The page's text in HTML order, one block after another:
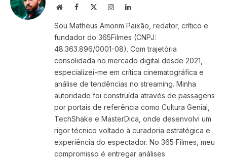
WebsiteFacebook InstagramLinkedIn
Sou Matheus Amorim Paixão, redator, crítico e
fundador do 365Filmes (CNPJ:
48.363.896/0001-08). Com trajetória
consolidada no mercado digital desde 2021,
especializei-me em crítica cinematográfica e
análise de tendências no streaming. Minha
autoridade foi construída através de passagens
por portais de referência como Cultura Genial,
TechShake e MasterDica, onde desenvolvi um
rigor técnico voltado à curadoria estratégica e
experiência do espectador. No 365 Filmes, meu
compromisso é entregar análises